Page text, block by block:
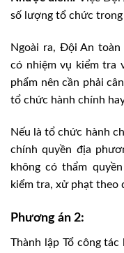
số lượng tổ chức trong
Ngoài ra, Đội An
có nhiệm vụ kiểm tra
phẩm nên cần phải
tổ chức hành chính
Nếu là tổ chức hành
chính quyền địa
không có thẩm
kiểm tra, xử phạt theo
Phương án 2:
Thành lập Tổ công